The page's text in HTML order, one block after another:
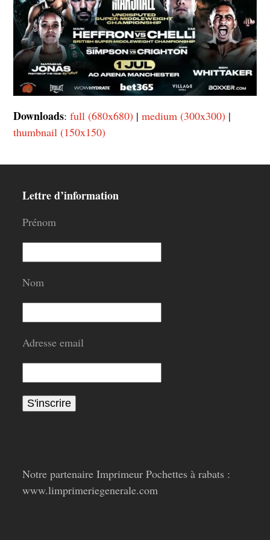
Downloads:full (680x680) |medium (300x300) |
thumbnail (150x150)
Lettre d’information
Prénom
Nom
Adresse email
Notre partenaire Imprimeur Pochettes à rabats :
www.limprimeriegenerale.com